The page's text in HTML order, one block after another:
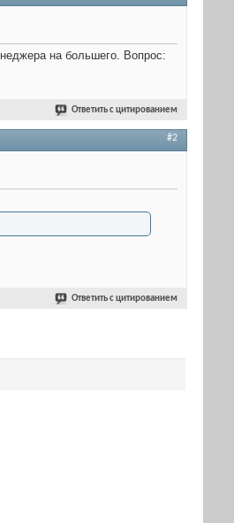
на большего. Вопрос:
Ответить с цитированием
#2
Ответить с цитированием